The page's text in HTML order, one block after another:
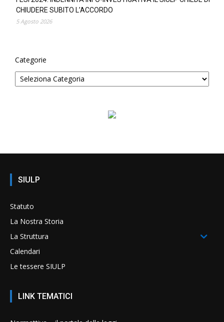
CHIUDERE SUBITO L’ACCORDO
5 Agosto 2026
Categorie
SIULP
Statuto
La Nostra Storia
La Struttura
Calendari
Le tessere SIULP
LINK TEMATICI